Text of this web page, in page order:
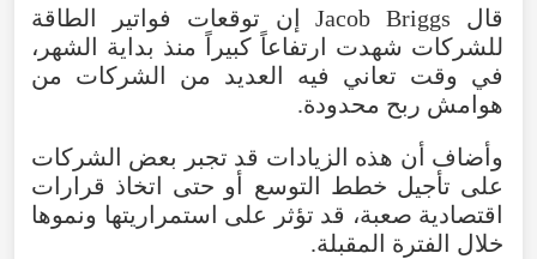
قال Jacob Briggs إن توقعات فواتير
الطاقة
للشركات شهدت ارتفاعاً كبيراً منذ بداية الشهر ،
في
وقت تعاني فيه العديد من الشركات
من
هوامش ربح محدودة.
وأضاف أن هذه الزيادات قد تجبر بعض الشركات
على تأجيل خطط التوسع أو حتى اتخاذ قرارات
اقتصادية صعبة، قد تؤثر على استمراريتها ونموها
خلال الفترة المقبلة.